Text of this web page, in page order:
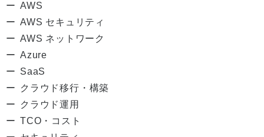
AWS
AWS セキュリティ
AWS ネットワーク
Azure
SaaS
クラウド移行・構築
クラウド運用
TCO・コスト